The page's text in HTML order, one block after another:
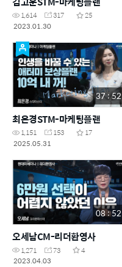
1,614 317
25
2023.01.30
37 : 52
최은경STM-마케팅플랜
1,151 153
17
2025.05.31
08 : 52
오세남CM-리더환영사
1,271 73
4
2023.04.03